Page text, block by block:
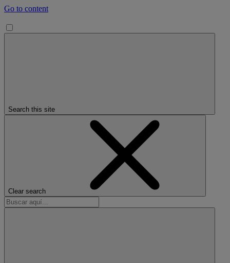
Go to content
Search this site
Clear search